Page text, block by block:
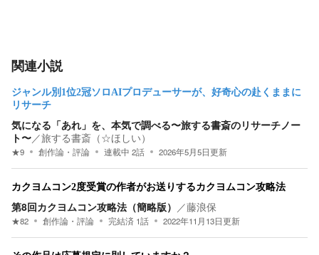
関連小説
ジャンル別1位2冠ソロAIプロデューサーが、好奇心の赴くままに
リサーチ
気になる「あれ」を、本気で調べる〜旅する書斎のリサーチノー
ト〜／旅する書斎（☆ほしい）
★9 創作論・評論 連載中 2話 2026年5月5日更新
カクヨムコン2度受賞の作者がお送りするカクヨムコン攻略法
第8回カクヨムコン攻略法（簡略版） ／藤浪保
★82 創作論・評論 完結済 1話 2022年11月13日更新